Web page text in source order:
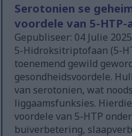
Serotonien se
voordele van 5-HTP-
Gepubliseer: 04 Julie
5-Hidroksitriptofaan (5-
toenemend gewild
gesondheidsvoordele.
van serotonien, wat
liggaamsfunksies.
voordele van 5-HTP
buiverbetering,